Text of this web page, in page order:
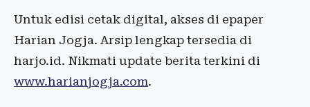
Untuk edisi cetak digital, akses di epaper
Harian Jogja. Arsip lengkap tersedia di
harjo.id. Nikmati update berita terkini di
www.harianjogja.com.